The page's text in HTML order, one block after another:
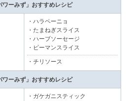
ワーみず」おすすめレシピ
・ハラペーニョ
・たまねぎスライス
・ハーブソーセージ
・ピーマンスライス
・チリソース
ワーみず」おすすめレシピ
・ガケガニスティック